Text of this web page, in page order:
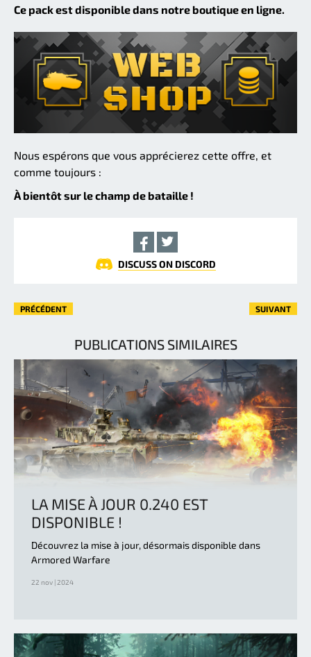
Ce pack est disponible dans notre boutique en ligne.
Nous espérons que vous apprécierez cette offre, et
comme toujours :
À bientôt sur le champ de bataille !
DISCUSS ON DISCORD
PRÉCÉDENT SUIVANT
PUBLICATIONS SIMILAIRES
LA MISE À JOUR 0.240 EST
DISPONIBLE !
Découvrez la mise à jour, désormais disponible dans
Armored Warfare
22 nov | 2024